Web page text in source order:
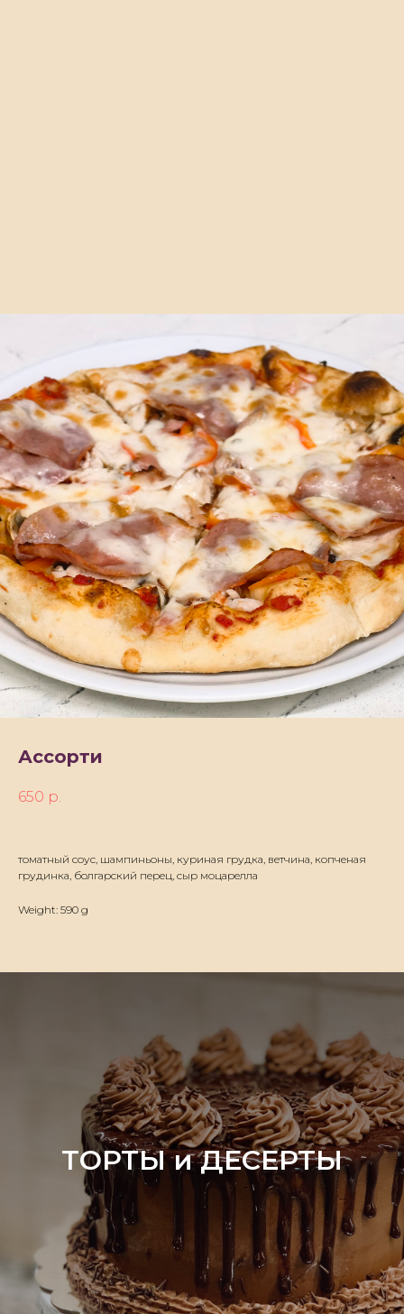
Ассорти
650 р.
томатный соус, шампиньоны, куриная грудка, ветчина, копченая
грудинка, болгарский перец, сыр моцарелла
Weight: 590 g
ТОРТЫ и ДЕСЕРТЫ